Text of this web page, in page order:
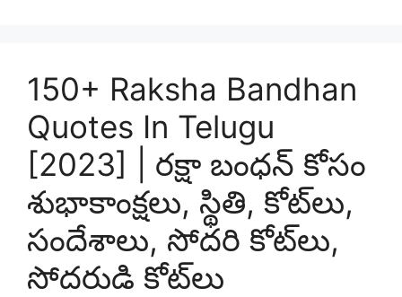
150+ Raksha Bandhan
Quotes In Telugu
[2023] | రక్షా బంధన్ కోసం
శుభాకాంక్షలు, స్థితి, కోట్‌లు,
సందేశాలు, సోదరి కోట్‌లు,
సోదరుడి కోట్‌లు